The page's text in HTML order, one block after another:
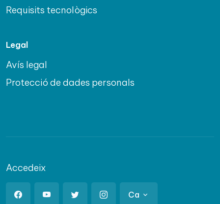
Requisits tecnològics
Legal
Avís legal
Protecció de dades personals
Accedeix
Ca